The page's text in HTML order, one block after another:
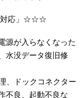
対応」☆☆☆
源が入らなくなった
水没データ復旧修
、ドックコネクター
不良、起動不良な